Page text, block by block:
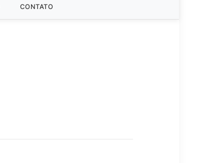
CONTATO